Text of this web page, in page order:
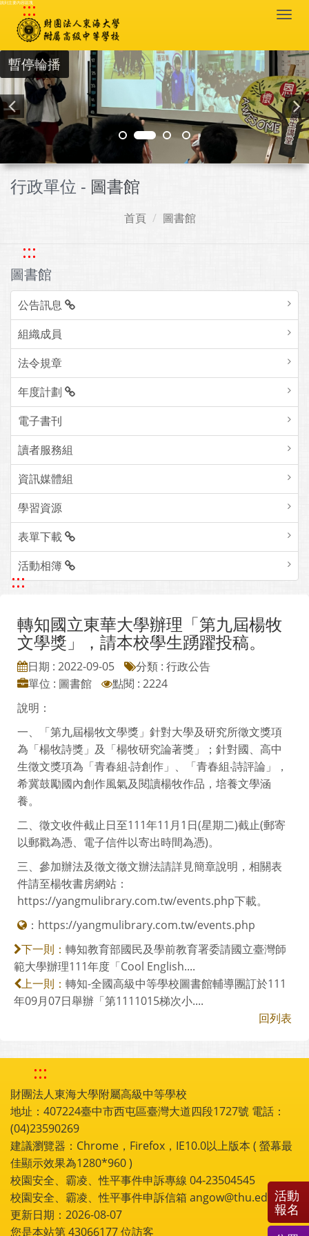
跳到主要內容區塊
:::
暫停輪播
行政單位 - 圖書館
首頁 圖書館
:::
圖書館
公告訊息
組織成員
法令規章
年度計劃
電子書刊
讀者服務組
資訊媒體組
學習資源
表單下載
活動相簿
:::
轉知國立東華大學辦理「第九屆楊牧
文學獎」，請本校學生踴躍投稿。
日期 : 2022-09-05
分類 : 行政公告
單位 : 圖書館
點閱 : 2224
說明：
一、「第九屆楊牧文學獎」針對大學及研究所徵文獎項
為「楊牧詩獎」及「楊牧研究論著獎」；針對國、高中
生徵文獎項為「青春組‧詩創作」、「青春組‧詩評論」，
希冀鼓勵國內創作風氣及閱讀楊牧作品，培養文學涵
養。
二、徵文收件截止日至111年11月1日(星期二)截止(郵寄
以郵戳為憑、電子信件以寄出時間為憑)。
三、參加辦法及徵文徵文辦法請詳見簡章說明，相關表
件請至楊牧書房網站：
https://yangmulibrary.com.tw/events.php下載。
： https://yangmulibrary.com.tw/events.php
下一則： 轉知教育部國民及學前教育署委請國立臺灣師
範大學辦理111年度「Cool English....
上一則： 轉知-全國高級中等學校圖書館輔導團訂於111
年09月07日舉辦「第1111015梯次小....
回列表
:::
財團法人東海大學附屬高級中等學校
地址：407224臺中市西屯區臺灣大道四段1727號 電話：
(04)23590269
建議瀏覽器：Chrome，Firefox，IE10.0以上版本 ( 螢幕最
佳顯示效果為1280*960 )
校園安全、霸凌、性平事件申訴專線 04-23504545
校園安全、霸凌、性平事件申訴信箱 angow@thu.edu.tw
更新日期：2026-08-07
您是本站第43066177位訪客
活動
報名